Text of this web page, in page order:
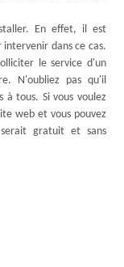
En effet, il est
dans ce cas.
le service d'un
N'oubliez pas qu'il
à tous. Si vous voulez
web et vous pouvez
gratuit et sans